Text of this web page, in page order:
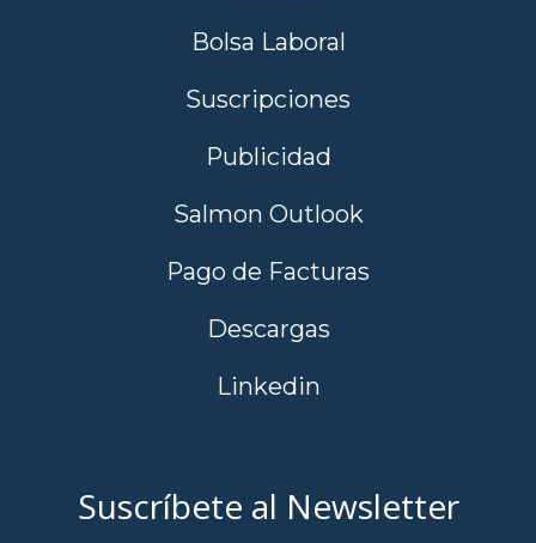
Bolsa Laboral
Suscripciones
Publicidad
Salmon Outlook
Pago de Facturas
Descargas
Linkedin
Suscríbete al Newsletter